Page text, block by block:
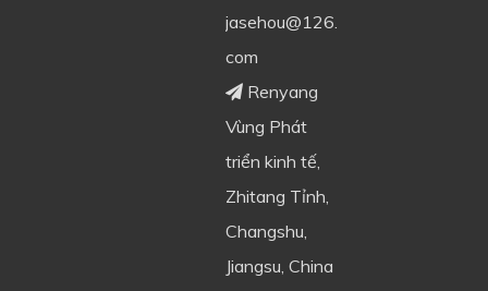
jasehou@126.
com
Renyang
Vùng Phát
triển kinh tế,
Zhitang Tỉnh,
Changshu,
Jiangsu, China